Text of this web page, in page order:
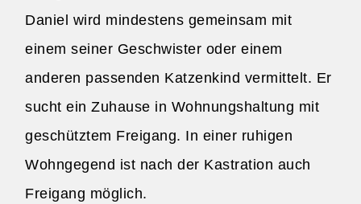
Daniel wird mindestens gemeinsam mit
einem seiner Geschwister oder einem
anderen passenden Katzenkind vermittelt. Er
sucht ein Zuhause in Wohnungshaltung mit
geschütztem Freigang. In einer ruhigen
Wohngegend ist nach der Kastration auch
Freigang möglich.